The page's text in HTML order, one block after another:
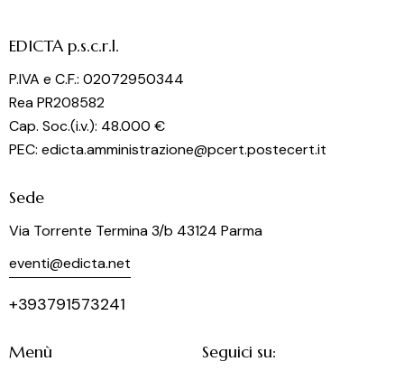
EDICTA p.s.c.r.l.
P.IVA e C.F.: 02072950344
Rea PR208582
Cap. Soc.(i.v.): 48.000 €
PEC: edicta.amministrazione@pcert.postecert.it
Sede
Via Torrente Termina 3/b 43124 Parma
eventi@edicta.net
+393791573241
Menù Seguici su: